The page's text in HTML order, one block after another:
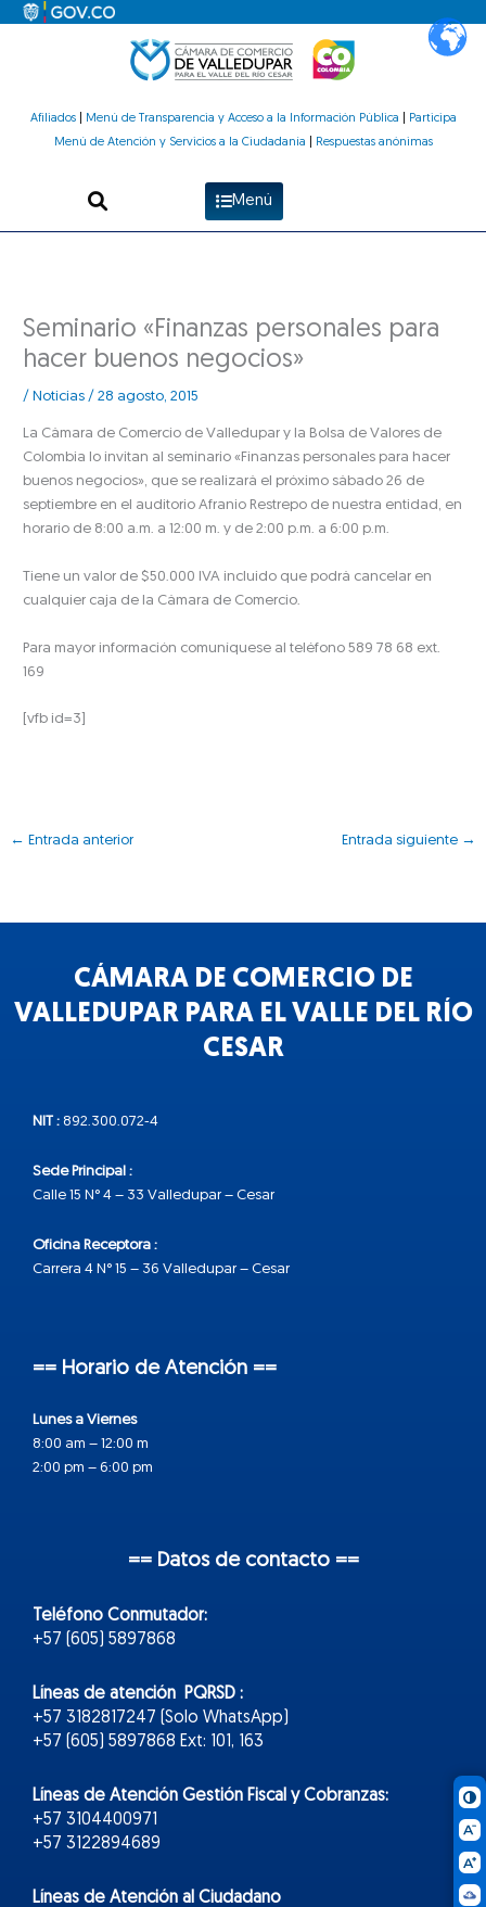
Afiliados| Menú de Transparencia y Acceso a la Información Pública
Participa
Menú de Atención y Servicios a la Ciudadanía
Respuestas anónimas
Menú
Seminario «Finanzas personales para
hacer buenos negocios»
/ Noticias /28 agosto, 2015
La Cámara de Comercio de Valledupar y la Bolsa de Valores de
Colombia lo invitan al seminario «Finanzas personales para hacer
buenos negocios», que se realizará el próximo sábado 26 de
septiembre en el auditorio Afranio Restrepo de nuestra entidad, en
horario de 8:00 a.m. a 12:00 m. y de 2:00 p.m. a 6:00 p.m.
Tiene un valor de $50.000 IVA incluido que podrá cancelar en
cualquier caja de la Cámara de Comercio.
Para mayor información comuníquese al teléfono 589 78 68 ext.
169
[vfb id=3]
← Entrada anterior Entrada siguiente →
CÁMARA DE COMERCIO DE
VALLEDUPAR PARA EL VALLE DEL RÍO
CESAR
NIT : 892.300.072-4
Sede Principal :
Calle 15 N° 4 – 33 Valledupar – Cesar
Oficina Receptora :
Carrera 4 N° 15 – 36 Valledupar – Cesar
== Horario de Atención ==
Lunes a Viernes
8:00 am – 12:00 m
2:00 pm – 6:00 pm
== Datos de contacto ==
Teléfono Conmutador:
+57 (605) 5897868
Líneas de atención PQRSD :
+57 3182817247 (Solo WhatsApp)
+57 (605) 5897868 Ext: 101, 163
Líneas de Atención Gestión Fiscal y Cobranzas:
+57 3104400971
+57 3122894689
Líneas de Atención al Ciudadano